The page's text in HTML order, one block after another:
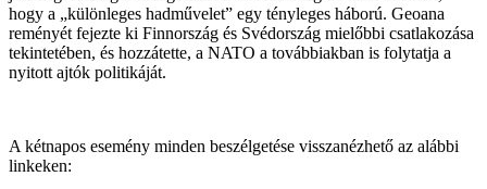
hogy a „különleges hadművelet” egy tényleges háború. Geoana
reményét fejezte ki Finnország és Svédország mielőbbi csatlakozása
tekintetében, és hozzátette, a NATO a továbbiakban is folytatja a
nyitott ajtók politikáját.
A kétnapos esemény minden beszélgetése visszanézhető az alábbi
linkeken: